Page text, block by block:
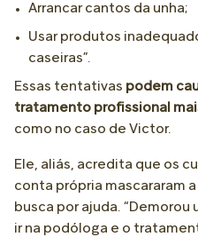
Arrancar cantos da unha;
Usar produtos
caseiras”.
Essas tentativas podem
tratamento profissional
como no caso de Victor.
Ele, aliás, acredita que os
conta própria mascararam
busca por ajuda. “Demorou
ir na podóloga e o